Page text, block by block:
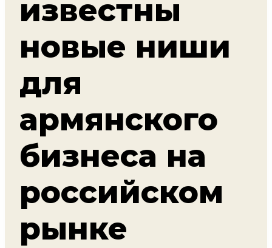
известны
новые ниши
для
армянского
бизнеса на
российском
рынке